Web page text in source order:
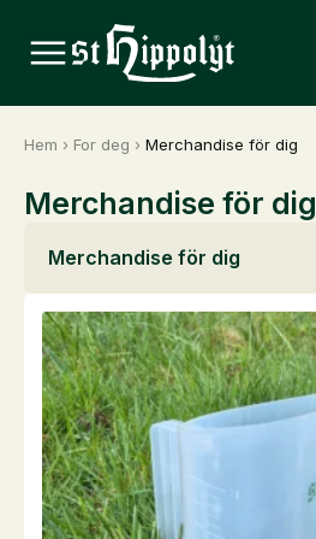
Hem › For deg › Merchandise för dig
Merchandise för dig
Merchandise för dig